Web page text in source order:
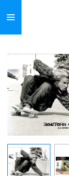
direct
naar
hoofdinhoud